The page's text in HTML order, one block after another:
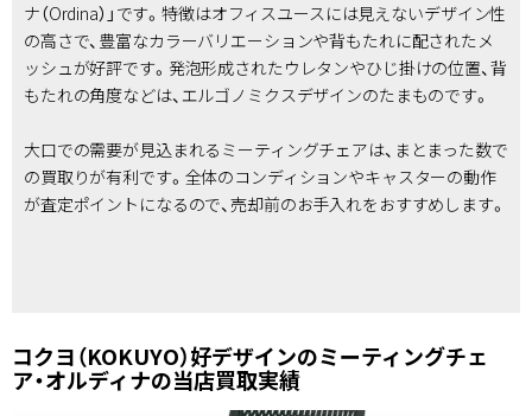
ナ（Ordina）」です。特徴はオフィスユースには見えないデザイン性
の高さで、豊富なカラーバリエーションや背もたれに配されたメ
ッシュが好評です。発泡形成されたウレタンやひじ掛けの位置、背
もたれの角度などは、エルゴノミクスデザインのたまものです。
大口での需要が見込まれるミーティングチェアは、まとまった数で
の買取りが有利です。全体のコンディションやキャスターの動作
が査定ポイントになるので、売却前のお手入れをおすすめします。
コクヨ（KOKUYO）好デザインのミーティングチェ
ア・オルディナの当店買取実績